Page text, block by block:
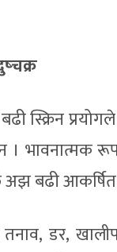
स्क्रिन
। भावनात्मक
अझ बढी
डर,